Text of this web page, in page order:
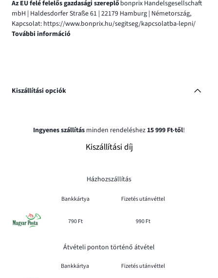
Az EU felé felelős gazdasági szereplőbonprix Handelsgesellschaft
mbH | Haldesdorfer Straße 61 | 22179 Hamburg | Németország,
Kapcsolat: https://www.bonprix.hu/segitseg/kapcsolatba-lepni/
További információ
Kiszállítási opciók
Ingyenes szállítás minden rendeléshez 15 999 Ft-től!
Kiszállítási díj
Házhozszállítás
Bankkártya Fizetés utánvéttel
790 Ft 990 Ft
Átvételi ponton történő átvétel
Bankkártya Fizetés utánvéttel